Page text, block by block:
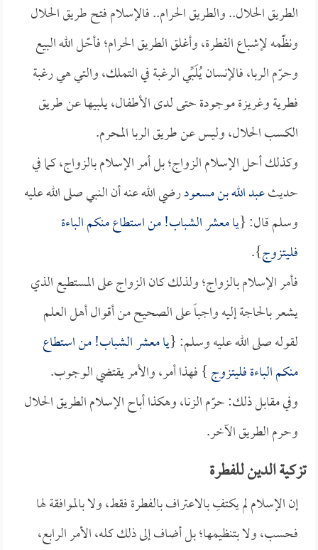
الطريق الحلال.. والطريق الحرام.. فالإسلام فتح طريق الحلال
ونظّّمه لإشباع الفطرة، وأغلق الطريق الحرام؛ فأحّل الله البيع
وحرّم الربا، فالإنسان يُلَبِّي الرغبة في التملك، والتي هي رغبة
فطرية وغريزة موجودة حتى لدى الأطفال، يلبيها عن طريق
الكسب الحلال، وليس عن طريق الربا المحرم.
وكذلك أحل الإسلام الزواج؛ بل أمر الإسلام بالزواج، كما في
حديثعبد الله بن مسعودرضي الله عنه أن النبي صلى الله عليه
وسلم قال: {يا معشر الشباب! من استطاع منكم الباءة
فليتزوج}.
فأمر الإسلام بالزواج؛ ولذلك كان الزواج على المستطيع الذي
يشعر بالحاجة إليه واجباً على الصحيح من أقوال أهل العلم
لقوله صلى الله عليه وسلم: {يا معشر الشباب! من استطاع
منكم الباءة فليتزوج} فهذا أمر، والأمر يقتضي الوجوب.
وفي مقابل ذلك: حرّم الزنا، وهكذا أباح الإسلام الطريق الحلال
وحرم الطريق الآخر.
تزكية الدين للفطرة
إن الإسلام لم يكتفِ بالاعتراف بالفطرة فقط، ولا بالموافقة لها
فحسب، ولا بتنظيمها؛ بل أضاف إلى ذلك كله، الأمر الرابع،